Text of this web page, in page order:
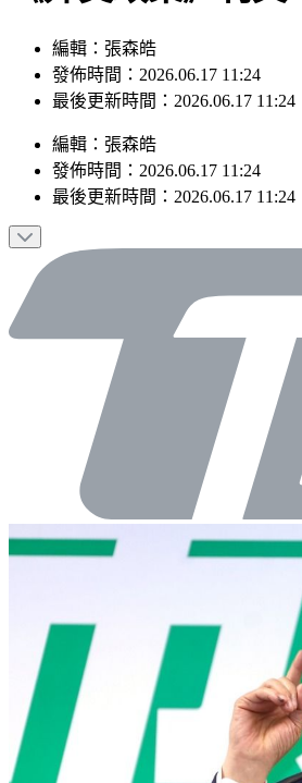
編輯：張森皓
發佈時間：2026.06.17 11:24
最後更新時間：2026.06.17 11:24
編輯 ： 張森皓
發佈時間： 2026.06.17 11:24
最後更新時間： 2026.06.17 11:24